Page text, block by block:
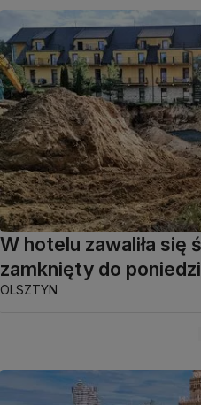
W hotelu zawaliła się
zamknięty do
OLSZTYN